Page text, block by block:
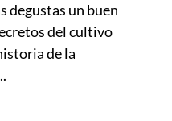
degustas un buen
del cultivo
de la